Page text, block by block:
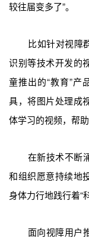
较往届变多了”。
比如针对视障
识别等技术开发的
童推出的“教育”
具，将图片处理成
体学习的视频，帮
在新技术不断
和组织愿意持续地
身体力行地践行着“
面向视障用户